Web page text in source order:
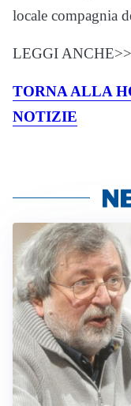
locale compagnia
LEGGI ANCHE>>
TORNA ALLA
NOTIZIE